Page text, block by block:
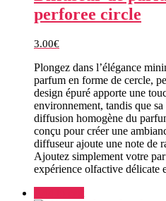
perforee circle
3.00€
Plongez dans l’élégance
parfum en forme de cercle,
design épuré apporte une
environnement, tandis que
diffusion homogène du
conçu pour créer une
diffuseur ajoute une note de
Ajoutez simplement votre
expérience olfactive délicate